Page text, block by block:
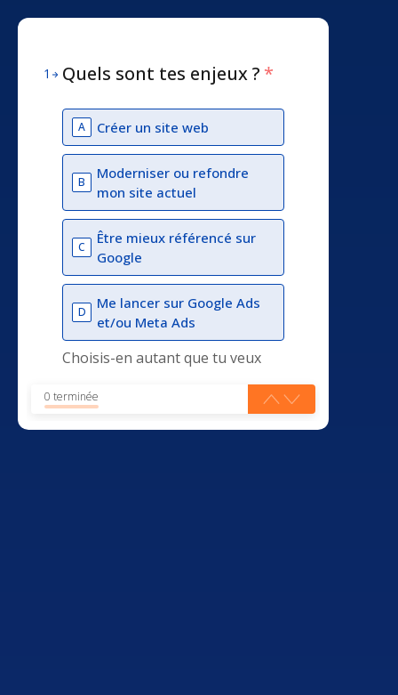
1 Quels sont tes enjeux ? *
A Créer un site web
B
Moderniser ou refondre
mon site actuel
C
Être mieux référencé sur
Google
D
Me lancer sur Google Ads
et/ou Meta Ads
Choisis-en autant que tu veux
0 terminée